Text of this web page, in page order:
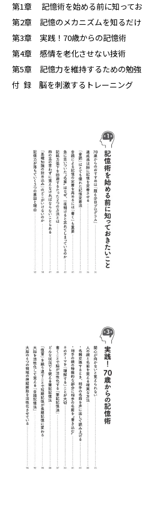
第1章 記憶術を始める前に知って
第2章 記憶のメカニズムを知るだ
第3章 実践！70歳からの記憶術
第4章 感情を老化させない技術
第5章 記憶力を維持するための勉
付 録 脳を刺激するトレーニング